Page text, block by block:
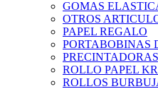
GOMAS
OTROS
PAPEL REGALO
PORTABOBINAS
ROLLO PAPEL
ROLLOS